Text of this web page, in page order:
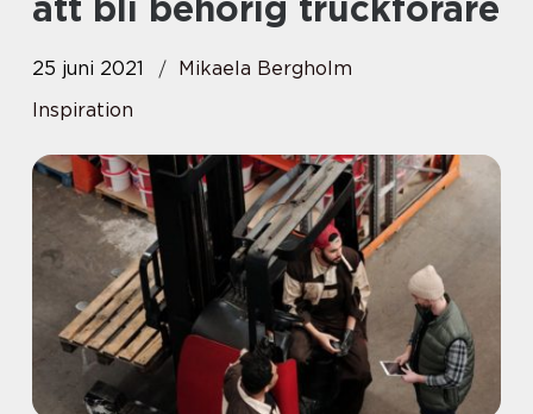
25 juni 2021
Mikaela Bergholm
Inspiration